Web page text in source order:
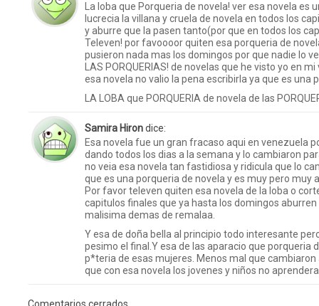
La loba que Porqueria de novela! ver esa novela es
lucrecia la villana y cruela de novela en todos los
y aburre que la pasen tanto(por que en todos los
Televen! por favoooor quiten esa porqueria de
pusieron nada mas los domingos por que nadie lo
LAS PORQUERIAS! de novelas que he visto yo en
esa novela no valio la pena escribirla ya que es una
LA LOBA que PORQUERIA de novela de las
Samira Hirondice:
Esa novela fue un gran fracaso aqui en venezuela
dando todos los dias a la semana y lo cambiaron
no veia esa novela tan fastidiosa y ridicula que lo
que es una porqueria de novela y es muy pero muy
Por favor televen quiten esa novela de la loba o
capitulos finales que ya hasta los domingos
malisima demas de remalaa.
Y esa de doña bella al principio todo interesante
pesimo el final.Y esa de las aparacio que porqueria
p*teria de esas mujeres. Menos mal que
que con esa novela los jovenes y niños no